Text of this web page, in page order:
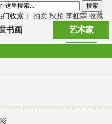
门收索： 拍卖 秋拍 李虹霖 收藏
书画 艺术家